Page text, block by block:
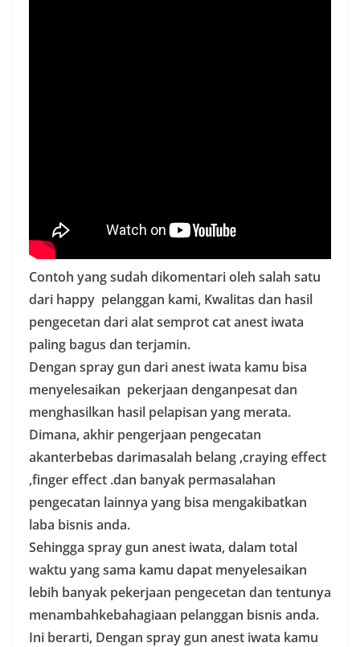
Contoh yang sudah dikomentari oleh salah satu
dari happy pelanggan kami, Kwalitas dan hasil
pengecetan dari alat semprot cat anest iwata
paling bagus dan terjamin.
Dengan spray gun dari anest iwata kamu bisa
menyelesaikan pekerjaan denganpesat dan
menghasilkan hasil pelapisan yang merata.
Dimana, akhir pengerjaan pengecatan
akanterbebas darimasalah belang ,craying effect
,finger effect .dan banyak permasalahan
pengecatan lainnya yang bisa mengakibatkan
laba bisnis anda.
Sehingga spray gun anest iwata, dalam total
waktu yang sama kamu dapat menyelesaikan
lebih banyak pekerjaan pengecetan dan tentunya
menambahkebahagiaan pelanggan bisnis anda.
Ini berarti, Dengan spray gun anest iwata kamu